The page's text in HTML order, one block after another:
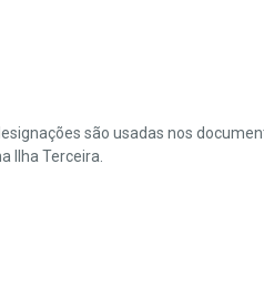
são usadas nos
Ilha Terceira.